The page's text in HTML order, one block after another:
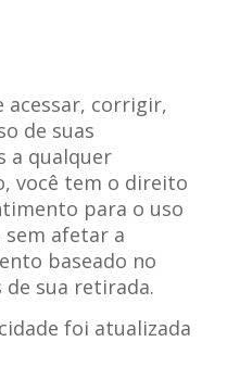
acessar, corrigir,
de suas
a qualquer
você tem o direito
para o uso
sem afetar a
baseado no
sua retirada.
foi atualizada